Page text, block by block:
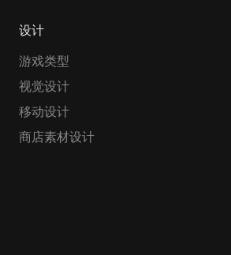
设计
游戏类型
视觉设计
移动设计
商店素材设计